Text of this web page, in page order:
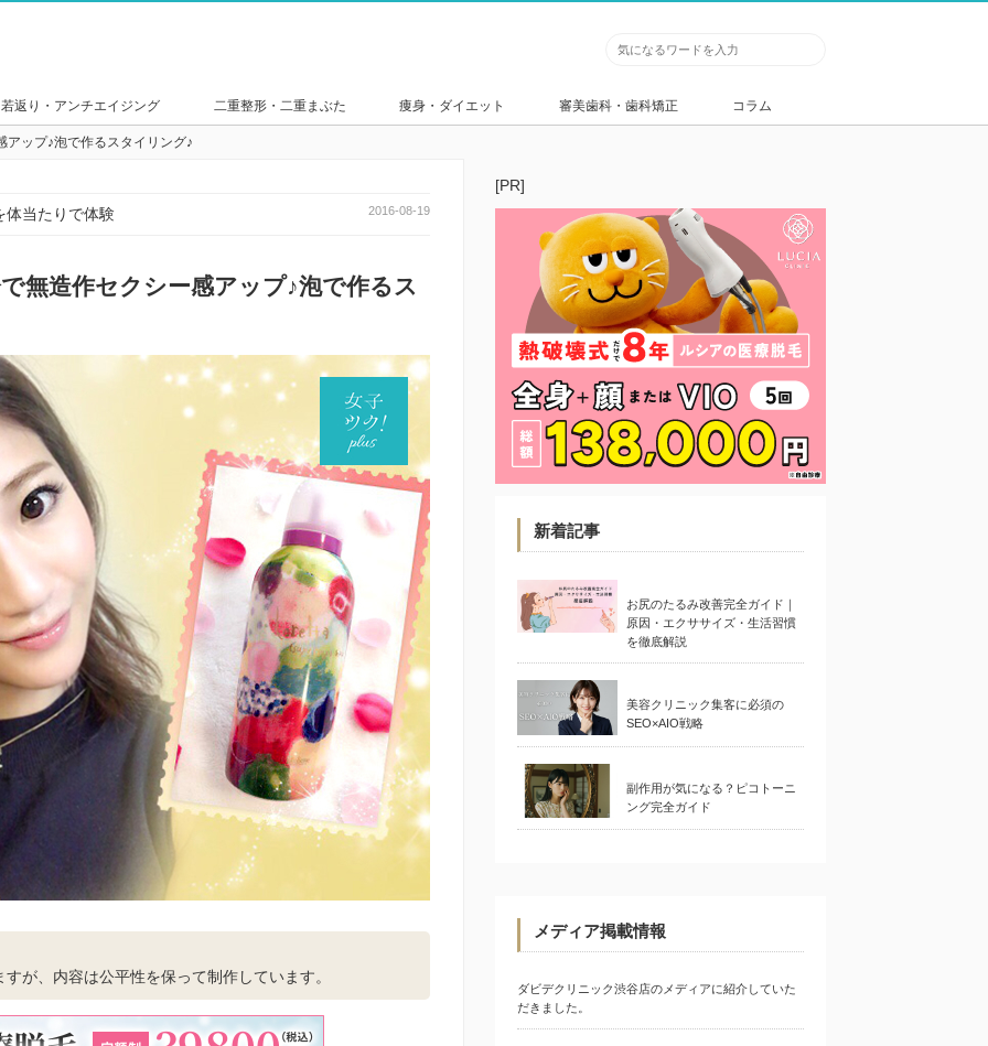
若返り・アンチエイジング 二重整形・二重まぶた 痩身・ダイエット 審美歯科・歯科矯正 コラム
ップ♪泡で作るスタイリング♪
体当たりで体験 2016-08-19
無造作セクシー感アップ♪泡で作るス
が、内容は公平性を保って制作しています。
[PR]
新着記事
お尻のたるみ改善完全ガイド｜
原因・エクササイズ・生活習慣
を徹底解説
美容クリニック集客に必須の
SEO×AIO戦略
副作用が気になる？ピコトーニ
ング完全ガイド
メディア掲載情報
ダビデクリニック渋谷店のメディアに紹介していた
だきました。